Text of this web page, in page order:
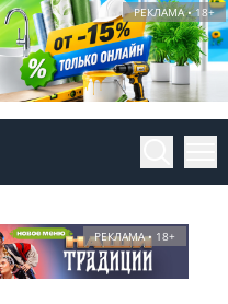
РЕКЛАМА • 18+
РЕКЛАМА • 18+